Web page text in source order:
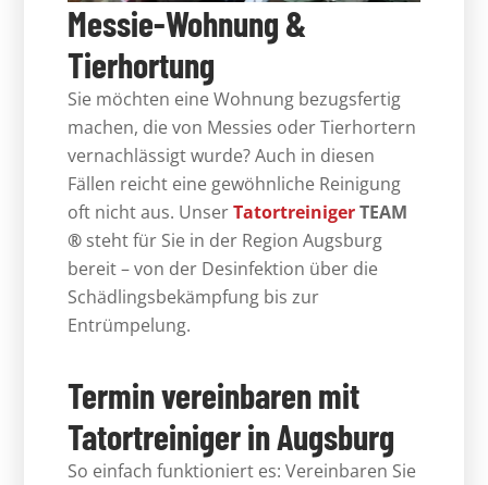
Messie-Wohnung &
Tierhortung
Sie möchten eine Wohnung bezugsfertig
machen, die von Messies oder Tierhortern
vernachlässigt wurde? Auch in diesen
Fällen reicht eine gewöhnliche Reinigung
oft nicht aus. UnserTatortreinigerTEAM
® steht für Sie in der Region Augsburg
bereit – von der Desinfektion über die
Schädlingsbekämpfung bis zur
Entrümpelung.
Termin vereinbaren mit
Tatortreiniger in Augsburg
So einfach funktioniert es: Vereinbaren Sie